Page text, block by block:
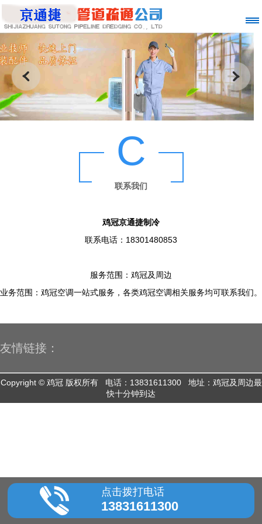
C
联系我们
鸡冠京通捷制冷
联系电话：18301480853
服务范围：鸡冠及周边
业务范围：鸡冠空调一站式服务，各类鸡冠空调相关服务均可联系我们。
友情链接：
Copyright © 鸡冠 版权所有 电话：13831611300 地址：鸡冠及周边最
快十分钟到达
点击拨打电话
13831611300